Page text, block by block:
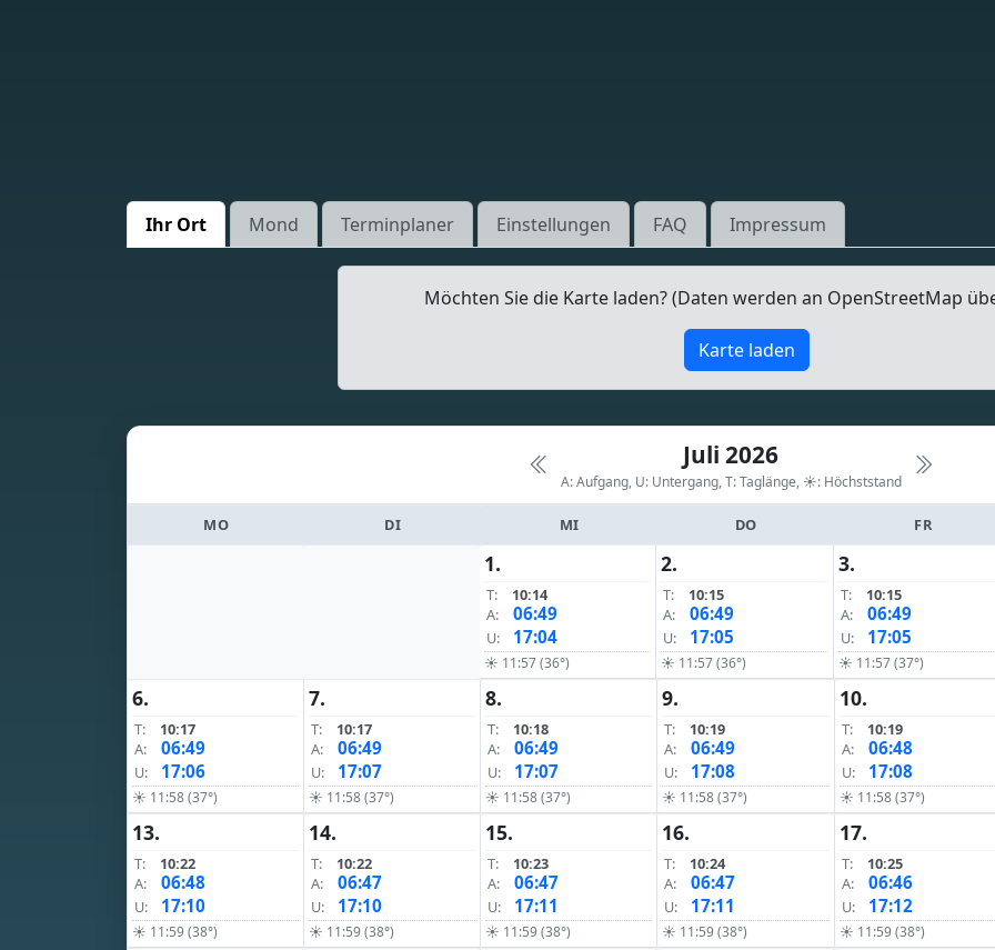
Ihr Ort Mond Terminplaner Einstellungen FAQ Impressum
Möchten Sie die Karte laden? (Daten werden an OpenStreetMap
Karte laden
Juli 2026
A: Aufgang, U: Untergang, T: Taglänge, ☀: Höchststand
MO DI MI DO FR
1.
T:
10:14
A:
06:49
U: 17:04
☀ 11:57 (36°)
2.
T:
10:15
A:
06:49
U: 17:05
☀ 11:57 (36°)
3.
T:
10:15
A:
06:49
U: 17:05
☀ 11:57 (37°)
6.
T:
10:17
A:
06:49
U: 17:06
☀ 11:58 (37°)
7.
T:
10:17
A:
06:49
U: 17:07
☀ 11:58 (37°)
8.
T:
10:18
A:
06:49
U: 17:07
☀ 11:58 (37°)
9.
T:
10:19
A:
06:49
U: 17:08
☀ 11:58 (37°)
10.
T:
10:19
A:
06:48
U: 17:08
☀ 11:58 (37°)
13.
T:
10:22
A:
06:48
U: 17:10
☀ 11:59 (38°)
14.
T:
10:22
A:
06:47
U: 17:10
☀ 11:59 (38°)
15.
T:
10:23
A:
06:47
U: 17:11
☀ 11:59 (38°)
16.
T:
10:24
A:
06:47
U: 17:11
☀ 11:59 (38°)
17.
T:
10:25
A:
06:46
U: 17:12
☀ 11:59 (38°)